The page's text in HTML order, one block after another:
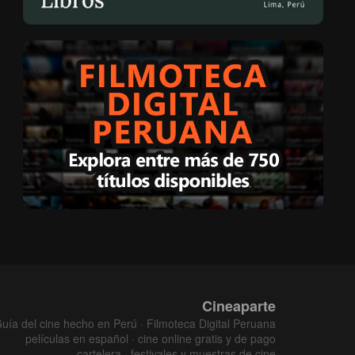
Cineaparte
del cine hecho en Perú · Filmoteca Digital Peruana
películas en español · cine online gratis y de pago